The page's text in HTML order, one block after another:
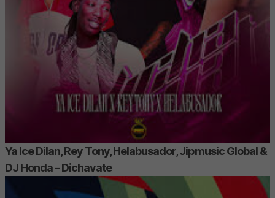
Ya Ice Dilan, Rey Tony, Helabusador, Jipmusic Global &
DJ Honda – Dichavate